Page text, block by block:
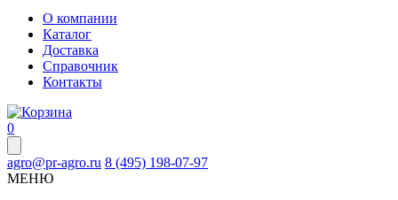
О компании
Каталог
Доставка
Справочник
Контакты
0
agro@pr-agro.ru 8 (495) 198-07-97
МЕНЮ